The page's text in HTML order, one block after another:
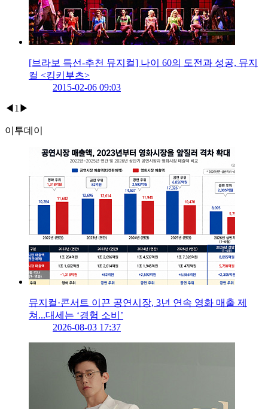
[브라보 특선-추천 뮤지컬] 나이 60의 도전과 성공, 뮤지
컬 <킹키부츠>
2015-02-06 09:03
◀ 1 ▶
이투데이
뮤지컬·콘서트 이끈 공연시장, 3년 연속 영화 매출 제
쳐...대세는 ‘경험 소비’
2026-08-03 17:37